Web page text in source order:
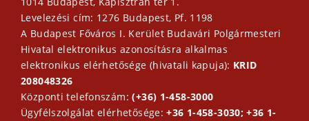
Levelezési cím: 1276 Budapest, Pf. 1198
A Budapest Főváros I. Kerület Budavári Polgármesteri
Hivatal elektronikus azonosításra alkalmas
elektronikus elérhetősége (hivatali kapuja): KRID
208048326
Központi telefonszám:(+36) 1-458-3000
Ügyfélszolgálat elérhetősége:+36 1-458-3030; +36 1-